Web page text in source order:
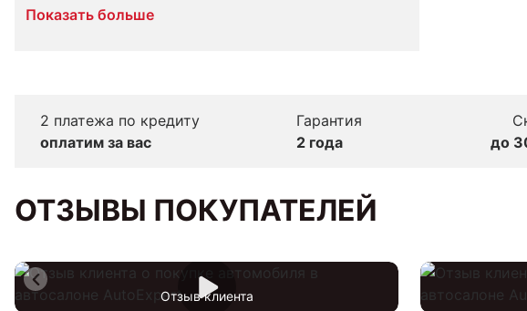
Показать больше
2 платежа по кредиту
оплатим за вас
Гарантия
2 года
до
ОТЗЫВЫ ПОКУПАТЕЛЕЙ
Отзыв клиента